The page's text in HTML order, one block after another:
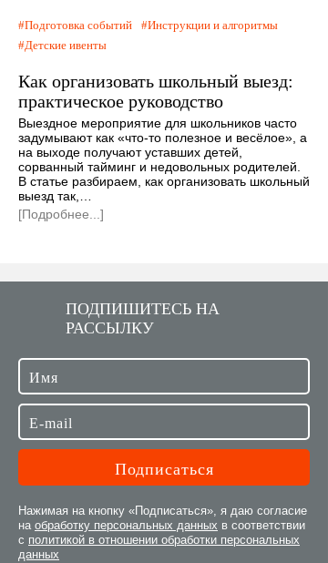
Подготовка событий
Инструкции и алгоритмы
Детские ивенты
Как организовать школьный выезд:
практическое руководство
Выездное мероприятие для школьников часто
задумывают как «что-то полезное и весёлое», а
на выходе получают уставших детей,
сорванный тайминг и недовольных родителей.
В статье разбираем, как организовать школьный
выезд так,…
[Подробнее...]
ПОДПИШИТЕСЬ НА
РАССЫЛКУ
Нажимая на кнопку «Подписаться», я даю согласие
на обработку персональных данных в соответствии
с политикой в отношении обработки персональных
данных